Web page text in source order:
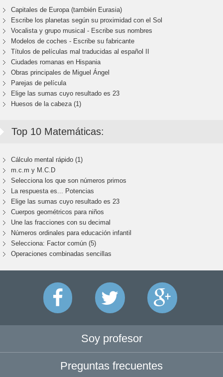
Capitales de Europa (también Eurasia)
Escribe los planetas según su proximidad con el Sol
Vocalista y grupo musical - Escribe sus nombres
Modelos de coches - Escribe su fabricante
Títulos de películas mal traducidas al español II
Ciudades romanas en Hispania
Obras principales de Miguel Ángel
Parejas de película
Elige las sumas cuyo resultado es 23
Huesos de la cabeza (1)
Top 10 Matemáticas:
Cálculo mental rápido (1)
m.c.m y M.C.D
Selecciona los que son números primos
La respuesta es... Potencias
Elige las sumas cuyo resultado es 23
Cuerpos geométricos para niños
Une las fracciones con su decimal
Números ordinales para educación infantil
Selecciona: Factor común (5)
Operaciones combinadas sencillas
Soy profesor
Preguntas frecuentes